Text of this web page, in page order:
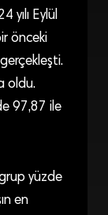
yılı Eylül
önceki
oldu.
97,87 ile
yüzde
en